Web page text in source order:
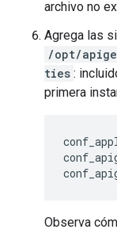
archivo no
Agrega las
/opt/
ties :
primera
Observa